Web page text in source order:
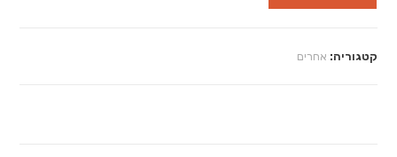
קטגוריה: אחרים